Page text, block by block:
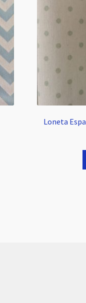
Loneta